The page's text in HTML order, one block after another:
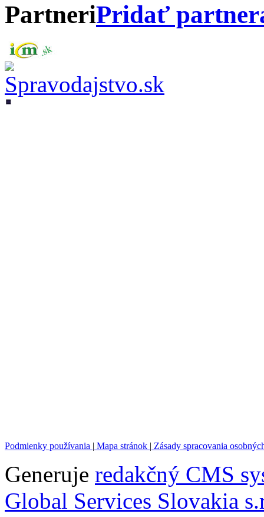
PartneriPridať
Podmienky používania | Mapa stránok | Zásady spracovania
Generuje redakčný CMS
Global Services Slovakia